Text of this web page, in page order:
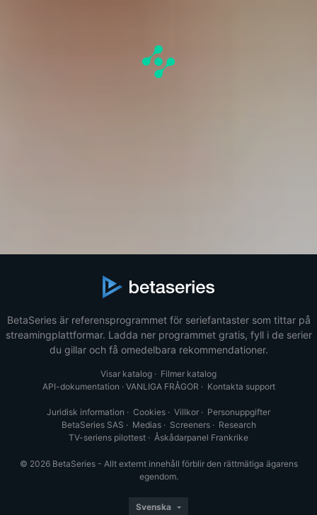
BetaSeries är referensprogrammet för seriefantaster som tittar på
streamingplattformar. Ladda ner programmet gratis, fyll i de serier
du gillar och få omedelbara rekommendationer.
Visar katalog · Filmer katalog
API-dokumentation · VANLIGA FRÅGOR · Kontakta support
Juridisk information · Cookies · Villkor · Personuppgifter
BetaSeries SAS · Medias· Screeners· Research
TV-seriens pilottest · Åskådarpanel Frankrike
© 2026 BetaSeries - Allt externt innehåll förblir den rättmätiga ägarens
egendom.
Svenska